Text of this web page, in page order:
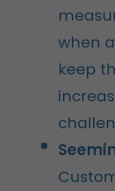
when
keep